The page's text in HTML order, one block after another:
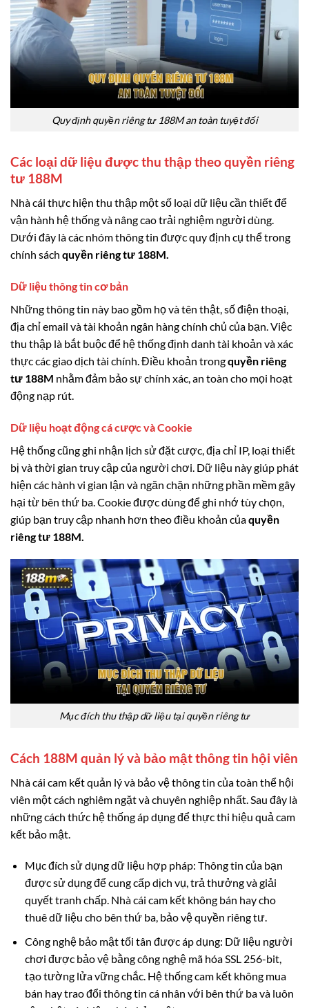
Quy định quyền riêng tư 188M an toàn tuyệt đối
Các loại dữ liệu được thu thập theo quyền riêng
tư 188M
Nhà cái thực hiện thu thập một số loại dữ liệu cần thiết để
vận hành hệ thống và nâng cao trải nghiệm người dùng.
Dưới đây là các nhóm thông tin được quy định cụ thể trong
chính sách quyền riêng tư 188M.
Dữ liệu thông tin cơ bản
Những thông tin này bao gồm họ và tên thật, số điện thoại,
địa chỉ email và tài khoản ngân hàng chính chủ của bạn. Việc
thu thập là bắt buộc để hệ thống định danh tài khoản và xác
thực các giao dịch tài chính. Điều khoản trongquyền riêng
tư 188M nhằm đảm bảo sự chính xác, an toàn cho mọi hoạt
động nạp rút.
Dữ liệu hoạt động cá cược và Cookie
Hệ thống cũng ghi nhận lịch sử đặt cược, địa chỉ IP, loại thiết
bị và thời gian truy cập của người chơi. Dữ liệu này giúp phát
hiện các hành vi gian lận và ngăn chặn những phần mềm gây
hại từ bên thứ ba. Cookie được dùng để ghi nhớ tùy chọn,
giúp bạn truy cập nhanh hơn theo điều khoản củaquyền
riêng tư 188M.
Mục đích thu thập dữ liệu tại quyền riêng tư
Cách 188M quản lý và bảo mật thông tin hội viên
Nhà cái cam kết quản lý và bảo vệ thông tin của toàn thể hội
viên một cách nghiêm ngặt và chuyên nghiệp nhất. Sau đây là
những cách thức hệ thống áp dụng để thực thi hiệu quả cam
kết bảo mật.
Mục đích sử dụng dữ liệu hợp pháp: Thông tin của bạn
được sử dụng để cung cấp dịch vụ, trả thưởng và giải
quyết tranh chấp. Nhà cái cam kết không bán hay cho
thuê dữ liệu cho bên thứ ba, bảo vệ quyền riêng tư.
Công nghệ bảo mật tối tân được áp dụng: Dữ liệu người
chơi được bảo vệ bằng công nghệ mã hóa SSL 256-bit,
tạo tường lửa vững chắc. Hệ thống cam kết không mua
bán hay trao đổi thông tin cá nhân với bên thứ ba và luôn